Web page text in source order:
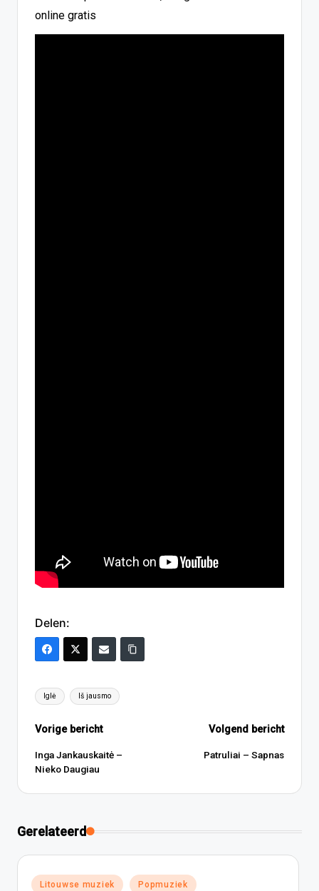
online gratis
Delen:
Tags:
Iglė Iš jausmo
Bericht
navigatie
Vorige bericht
Inga Jankauskaitė –
Nieko Daugiau
Volgend bericht
Patruliai – Sapnas
Gerelateerd
Geplaatst
Litouwse muziek Popmuziek